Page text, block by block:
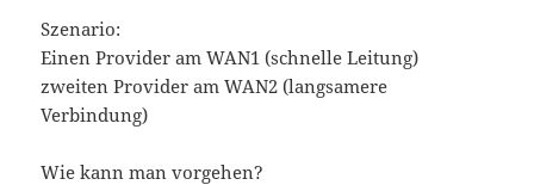
Szenario:
Einen Provider am WAN1 (schnelle Leitung)
zweiten Provider am WAN2 (langsamere
Verbindung)
Wie kann man vorgehen?